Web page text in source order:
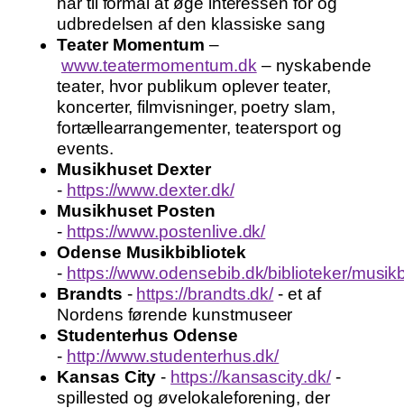
udbredelsen af den klassiske sang
Teater Momentum–
www.teatermomentum.dk – nyskabende
teater, hvor publikum oplever teater,
koncerter, filmvisninger, poetry slam,
fortællearrangementer, teatersport og
events.
Musikhuset Dexter
- https://www.dexter.dk/
Musikhuset Posten
- https://www.postenlive.dk/
Odense Musikbibliotek
- https://www.odensebib.dk/biblioteker/
Brandts - https://brandts.dk/- et af
Nordens førende kunstmuseer
Studenterhus Odense
- http://www.studenterhus.dk/
Kansas City - https://kansascity.dk/-
spillested og øvelokaleforening, der